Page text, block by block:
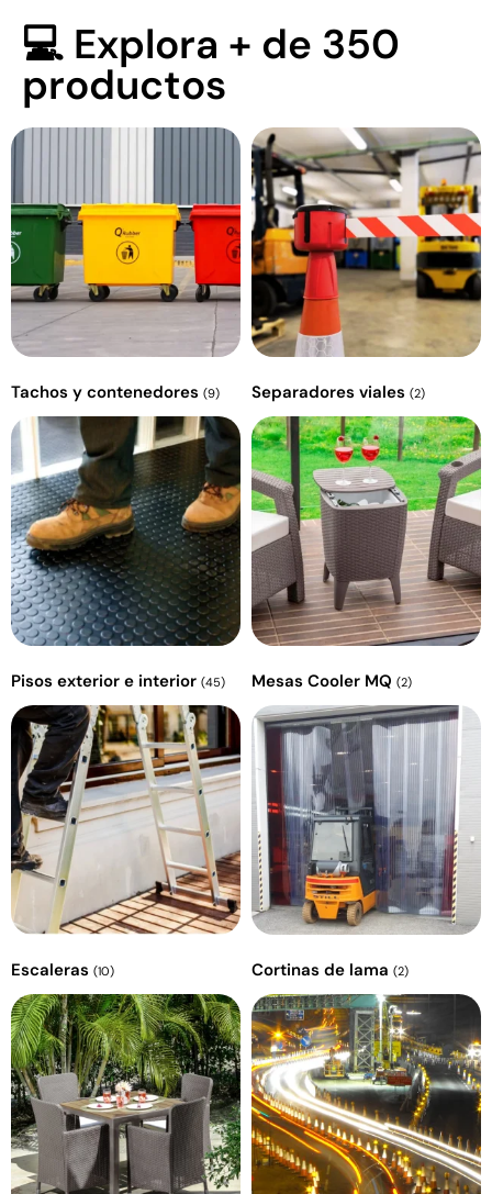
💻 Explora + de 350
productos
Tachos y contenedores (9) Separadores viales (2)
Pisos exterior e interior (45) Mesas Cooler MQ (2)
Escaleras (10) Cortinas de lama (2)